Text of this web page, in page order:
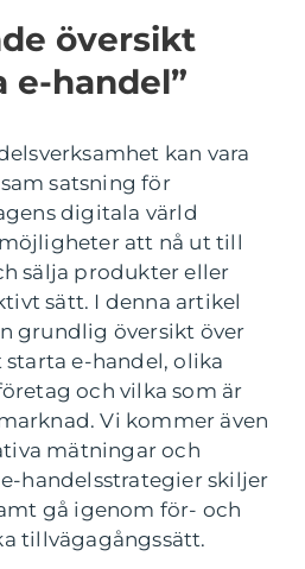
översikt
e-handel”
kan vara
satsning för
digitala värld
att nå ut till
sälja produkter eller
sätt. I denna artikel
grundlig översikt över
e-handel, olika
och vilka som är
Vi kommer även
mätningar och
handelsstrategier skiljer
gå igenom för- och
tillvägagångssätt.